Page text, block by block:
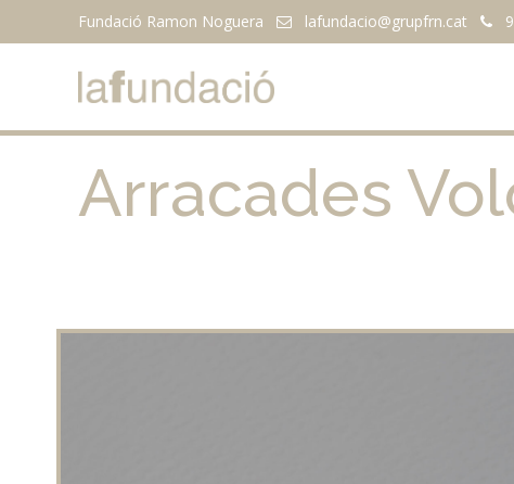
Fundació Ramon Noguera lafundacio@grupfrn.cat
Arracades